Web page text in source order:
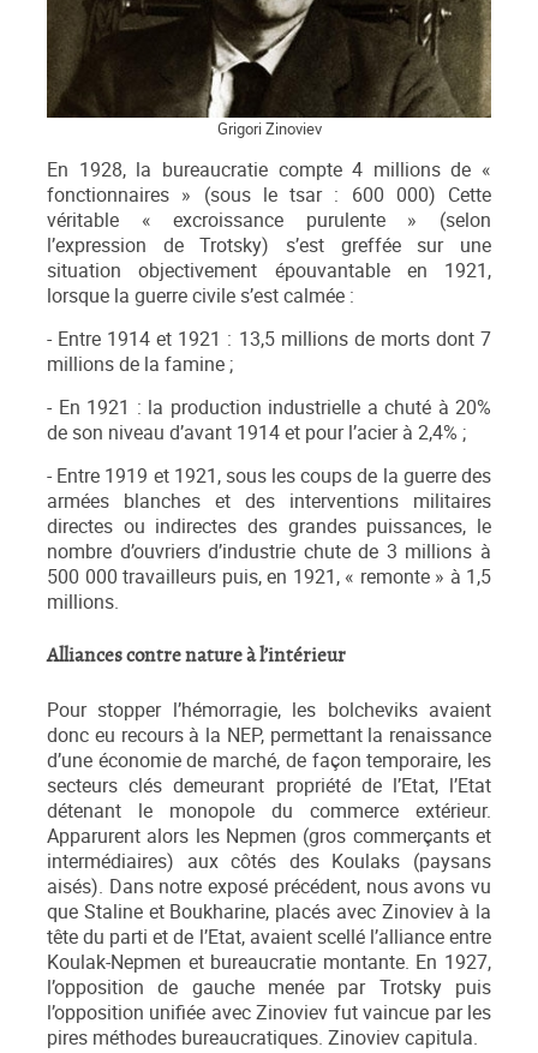
Grigori Zinoviev
En 1928, la bureaucratie compte 4 millions de «
fonctionnaires » (sous le tsar : 600 000) Cette
véritable « excroissance purulente » (selon
l’expression de Trotsky) s’est greffée sur une
situation objectivement épouvantable en 1921,
lorsque la guerre civile s’est calmée :
- Entre 1914 et 1921 : 13,5 millions de morts dont 7
millions de la famine ;
- En 1921 : la production industrielle a chuté à 20%
de son niveau d’avant 1914 et pour l’acier à 2,4% ;
- Entre 1919 et 1921, sous les coups de la guerre des
armées blanches et des interventions militaires
directes ou indirectes des grandes puissances, le
nombre d’ouvriers d’industrie chute de 3 millions à
500 000 travailleurs puis, en 1921, « remonte » à 1,5
millions.
Alliances contre nature à l’intérieur
Pour stopper l’hémorragie, les bolcheviks avaient
donc eu recours à la NEP, permettant la renaissance
d’une économie de marché, de façon temporaire, les
secteurs clés demeurant propriété de l’Etat, l’Etat
détenant le monopole du commerce extérieur.
Apparurent alors les Nepmen (gros commerçants et
intermédiaires) aux côtés des Koulaks (paysans
aisés). Dans notre exposé précédent, nous avons vu
que Staline et Boukharine, placés avec Zinoviev à la
tête du parti et de l’Etat, avaient scellé l’alliance entre
Koulak-Nepmen et bureaucratie montante. En 1927,
l’opposition de gauche menée par Trotsky puis
l’opposition unifiée avec Zinoviev fut vaincue par les
pires méthodes bureaucratiques. Zinoviev capitula.